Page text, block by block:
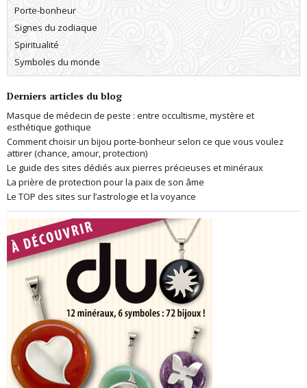
Porte-bonheur
Signes du zodiaque
Spiritualité
Symboles du monde
Derniers articles du blog
Masque de médecin de peste : entre occultisme, mystère et
esthétique gothique
Comment choisir un bijou porte-bonheur selon ce que vous voulez
attirer (chance, amour, protection)
Le guide des sites dédiés aux pierres précieuses et minéraux
La prière de protection pour la paix de son âme
Le TOP des sites sur l’astrologie et la voyance